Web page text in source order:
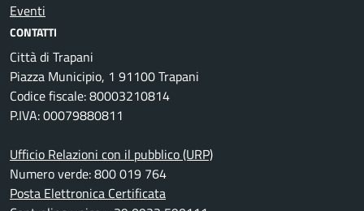
Eventi
CONTATTI
Città di Trapani
Piazza Municipio, 1 91100 Trapani
Codice fiscale: 80003210814
P.IVA: 00079880811
Ufficio Relazioni con il pubblico (URP)
Numero verde: 800 019 764
Posta Elettronica Certificata